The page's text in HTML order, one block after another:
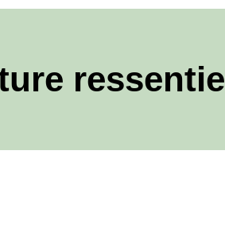
ressentie